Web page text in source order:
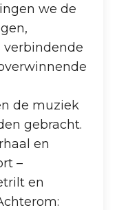
we de
verbindende
de muziek
gebracht.
en
–
en